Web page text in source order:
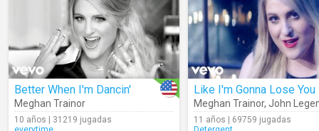
Better When I'm Dancin'
Meghan Trainor
10 años | 31219 jugadas
Like I'm Gonna Lose You
Meghan Trainor, John
11 años | 69759 jugadas